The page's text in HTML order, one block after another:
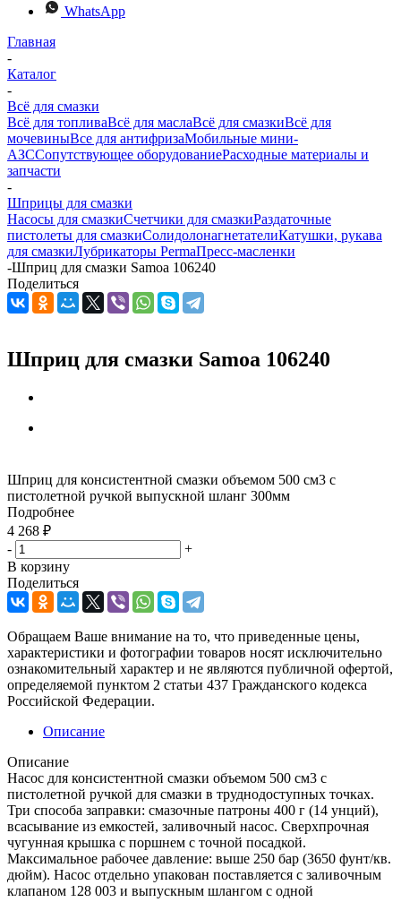
WhatsApp
Главная
-
Каталог
-
Всё для смазки
Всё для топливаВсё для маслаВсё для смазкиВсё для
мочевиныВсе для антифризаМобильные мини-
АЗССопутствующее оборудованиеРасходные материалы и
запчасти
-
Шприцы для смазки
Насосы для смазкиСчетчики для смазкиРаздаточные
пистолеты для смазкиСолидолонагнетателиКатушки, рукава
для смазкиЛубрикаторы PermaПресс-масленки
-Шприц для смазки Samoa 106240
Поделиться
Шприц для смазки Samoa 106240
Шприц для консистентной смазки объемом 500 см3 с
пистолетной ручкой выпускной шланг 300мм
Подробнее
4 268 ₽
-
+
В корзину
Поделиться
Обращаем Ваше внимание на то, что приведенные цены,
характеристики и фотографии товаров носят исключительно
ознакомительный характер и не являются публичной офертой,
определяемой пунктом 2 статьи 437 Гражданского кодекса
Российской Федерации.
Описание
Описание
Насос для консистентной смазки объемом 500 см3 с
пистолетной ручкой для смазки в труднодоступных точках.
Три способа заправки: смазочные патроны 400 г (14 унций),
всасывание из емкостей, заливочный насос. Сверхпрочная
чугунная крышка с поршнем с точной посадкой.
Максимальное рабочее давление: выше 250 бар (3650 фунт/кв.
дюйм). Насос отдельно упакован поставляется с заливочным
клапаном 128 003 и выпускным шлангом с одной